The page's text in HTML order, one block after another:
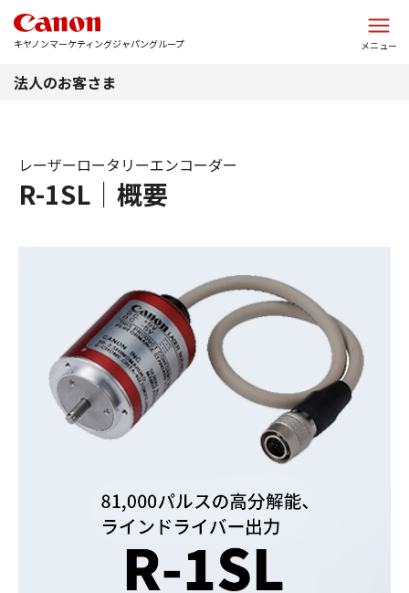
キヤノンマーケティングジャパングループ メニュー
法人のお客さま
R-1SL｜概要
レーザーロータリーエンコーダー